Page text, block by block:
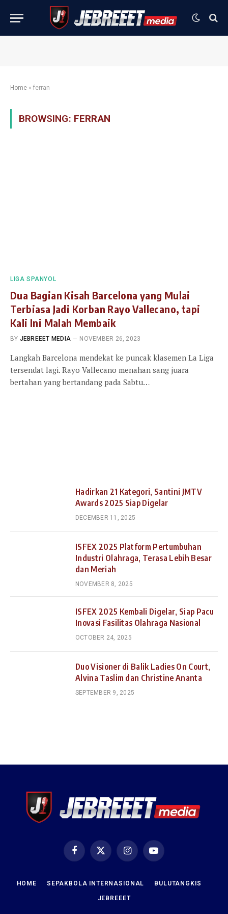
Home » ferran
BROWSING: FERRAN
LIGA SPANYOL
Dua Bagian Kisah Barcelona yang Mulai
Terbiasa Jadi Korban Rayo Vallecano, tapi
Kali Ini Malah Membaik
BY JEBREEET MEDIA NOVEMBER 26, 2023
Langkah Barcelona mendekat ke puncak klasemen La Liga
tersendat lagi. Rayo Vallecano menahan sang juara
bertahan yang bertandang pada Sabtu…
Hadirkan 21 Kategori, Santini JMTV
Awards 2025 Siap Digelar
DECEMBER 11, 2025
ISFEX 2025 Platform Pertumbuhan
Industri Olahraga, Terasa Lebih Besar
dan Meriah
NOVEMBER 8, 2025
ISFEX 2025 Kembali Digelar, Siap Pacu
Inovasi Fasilitas Olahraga Nasional
OCTOBER 24, 2025
Duo Visioner di Balik Ladies On Court,
Alvina Taslim dan Christine Ananta
SEPTEMBER 9, 2025
FacebookX
(Twitter)
InstagramYouTube
HOME SEPAKBOLA INTERNASIONAL BULUTANGKIS
JEBREEET